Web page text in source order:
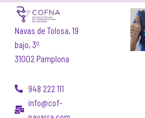
Navas de Tolosa, 19
bajo, 3º
31002 Pamplona
948 222 111
info@cof-